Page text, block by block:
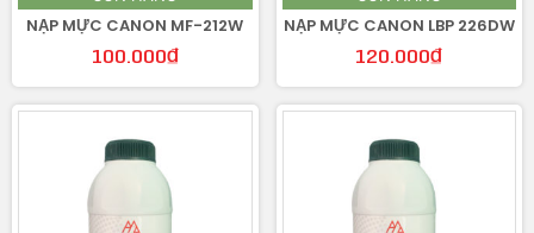
NẠP MỰC CANON MF-212W
100.000₫
NẠP MỰC CANON LBP 226DW
120.000₫